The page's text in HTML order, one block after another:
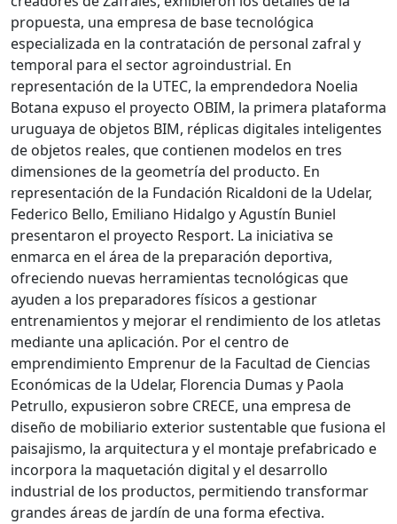
propuesta, una empresa de base tecnológica
especializada en la contratación de personal zafral y
temporal para el sector agroindustrial. En
representación de la UTEC, la emprendedora Noelia
Botana expuso el proyecto OBIM, la primera plataforma
uruguaya de objetos BIM, réplicas digitales inteligentes
de objetos reales, que contienen modelos en tres
dimensiones de la geometría del producto. En
representación de la Fundación Ricaldoni de la Udelar,
Federico Bello, Emiliano Hidalgo y Agustín Buniel
presentaron el proyecto Resport. La iniciativa se
enmarca en el área de la preparación deportiva,
ofreciendo nuevas herramientas tecnológicas que
ayuden a los preparadores físicos a gestionar
entrenamientos y mejorar el rendimiento de los atletas
mediante una aplicación. Por el centro de
emprendimiento Emprenur de la Facultad de Ciencias
Económicas de la Udelar, Florencia Dumas y Paola
Petrullo, expusieron sobre CRECE, una empresa de
diseño de mobiliario exterior sustentable que fusiona el
paisajismo, la arquitectura y el montaje prefabricado e
incorpora la maquetación digital y el desarrollo
industrial de los productos, permitiendo transformar
grandes áreas de jardín de una forma efectiva.